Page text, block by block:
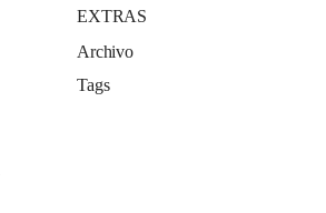
EXTRAS
Archivo
Tags